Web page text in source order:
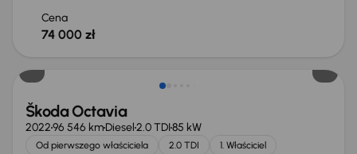
Cena
74 000 zł
Škoda Octavia
202296 546 kmDiesel2.0 TDI85 kW
Od pierwszego właściciela 2.0 TDI
1. Właściciel